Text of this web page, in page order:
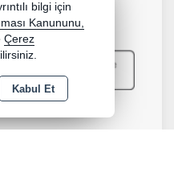
- Tüm hakları saklıdır.
bilgi için
Kanununu,
Çerez
Kabul Et